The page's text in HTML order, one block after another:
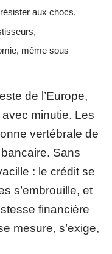
aux chocs,
même sous
de l’Europe,
minutie. Les
vertébrale de
Sans
: le crédit se
s’embrouille, et
financière
mesure, s’exige,